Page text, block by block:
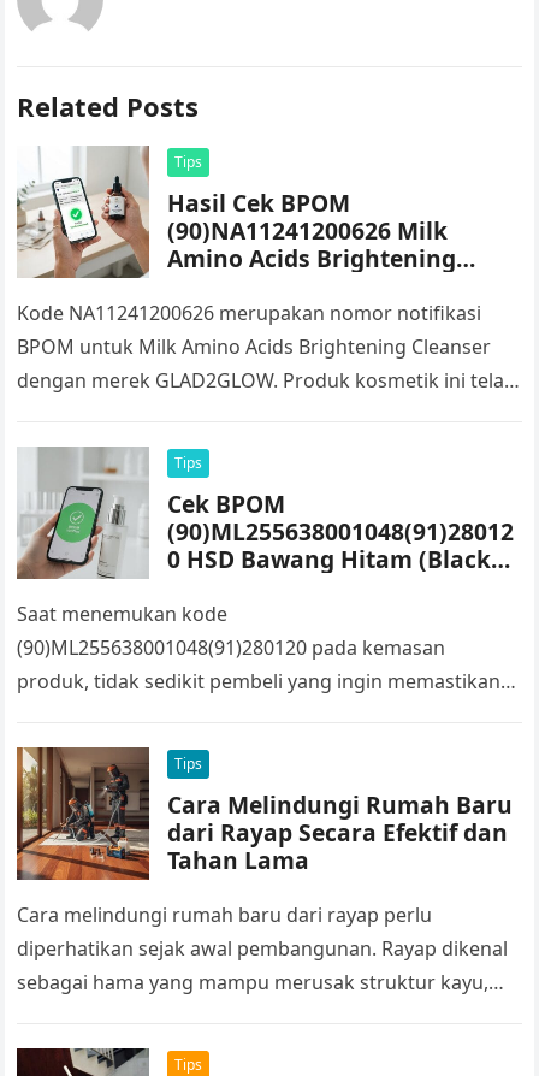
Related Posts
Tips
Hasil Cek BPOM
(90)NA11241200626 Milk
Amino Acids Brightening
Kode NA11241200626 merupakan nomor notifikasi
BPOM untuk Milk Amino Acids Brightening Cleanser
dengan merek GLAD2GLOW. Produk kosmetik ini telah
sehingga…
Tips
Cek BPOM
(90)ML255638001048(91)28012
0 HSD Bawang Hitam (Black
Saat menemukan kode
(90)ML255638001048(91)280120 pada kemasan
produk, tidak sedikit pembeli yang ingin memastikan
dari BPOM. Kode seperti itu biasanya terhubung…
Tips
Cara Melindungi Rumah Baru
dari Rayap Secara Efektif dan
Tahan Lama
Cara melindungi rumah baru dari rayap perlu
diperhatikan sejak awal pembangunan. Rayap dikenal
sebagai hama yang mampu merusak struktur kayu,
Tips